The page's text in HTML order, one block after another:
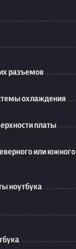
разъемов
охлаждения
платы
или южного
ноутбука